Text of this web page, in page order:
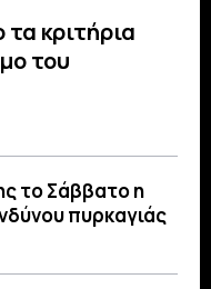
κριτήρια
του
το Σάββατο η
πυρκαγιάς